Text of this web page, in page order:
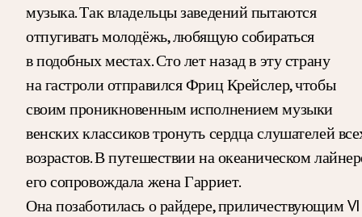
музыка. Так владельцы заведений пытаются
отпугивать молодёжь, любящую собираться
в подобных местах. Сто лет назад в эту страну
на гастроли отправился Фриц Крейслер, чтобы
своим проникновенным исполнением музыки
венских классиков тронуть сердца слушателей
возрастов. В путешествии на океаническом
его сопровождала жена Гарриет.
Она позаботилась о райдере, приличествующим